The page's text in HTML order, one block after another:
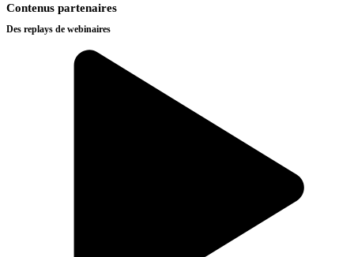
Contenus partenaires
Des replays de webinaires